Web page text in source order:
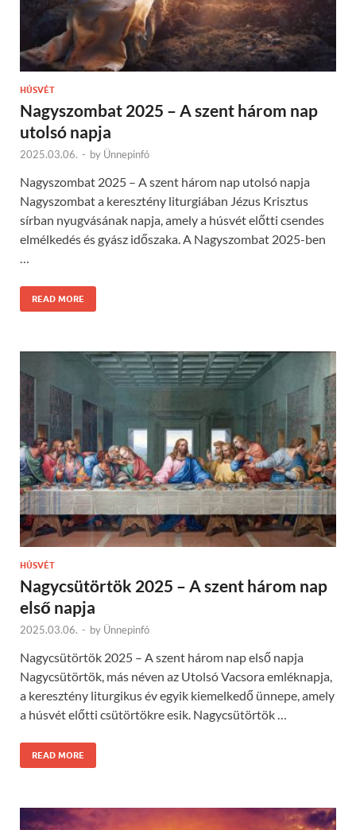
HÚSVÉT
Nagyszombat 2025 – A szent három nap
utolsó napja
2025.03.06. - by Ünnepinfó
Nagyszombat 2025 – A szent három nap utolsó napja
Nagyszombat a keresztény liturgiában Jézus Krisztus
sírban nyugvásának napja, amely a húsvét előtti csendes
elmélkedés és gyász időszaka. A Nagyszombat 2025-ben
…
READ MORE
HÚSVÉT
Nagycsütörtök 2025 – A szent három nap
első napja
2025.03.06. - by Ünnepinfó
Nagycsütörtök 2025 – A szent három nap első napja
Nagycsütörtök, más néven az Utolsó Vacsora emléknapja,
a keresztény liturgikus év egyik kiemelkedő ünnepe, amely
a húsvét előtti csütörtökre esik. Nagycsütörtök …
READ MORE